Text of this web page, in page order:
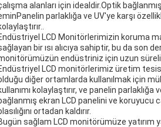
alanları için idealdir.Optik
parlaklığa ve UV'ye karşı
LCD Monitörlerimizin koruma
bir ısı alıcıya sahiptir, bu da son
endüstriniz için uzun süreli
LCD monitörlerimiz üretim
diğer ortamlarda kullanılmak için
kolaylaştırır, ve panelin
ekran LCD panelini ve koruyucu
ortadan kaldırır.
sağlam LCD monitörümüze yatırım